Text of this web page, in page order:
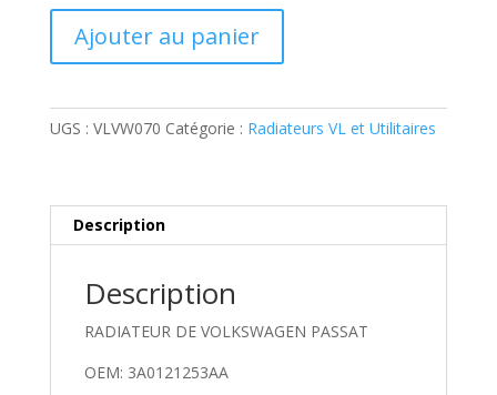
RADIATEUR
VOLKSWAGEN
Ajouter au panier
UGS : VLVW070 Catégorie : Radiateurs VL et Utilitaires
Description
Description
RADIATEUR DE VOLKSWAGEN PASSAT
OEM: 3A0121253AA